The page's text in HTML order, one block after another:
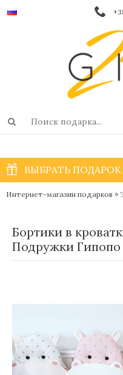
ВЫБРАТЬ ПОДАРОК
Интернет-магазин подарков »
Бортики в
Подружки Гипопо